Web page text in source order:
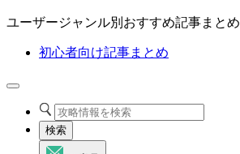
ユーザージャンル別おすすめ記事まとめ
初心者向け記事まとめ
検索